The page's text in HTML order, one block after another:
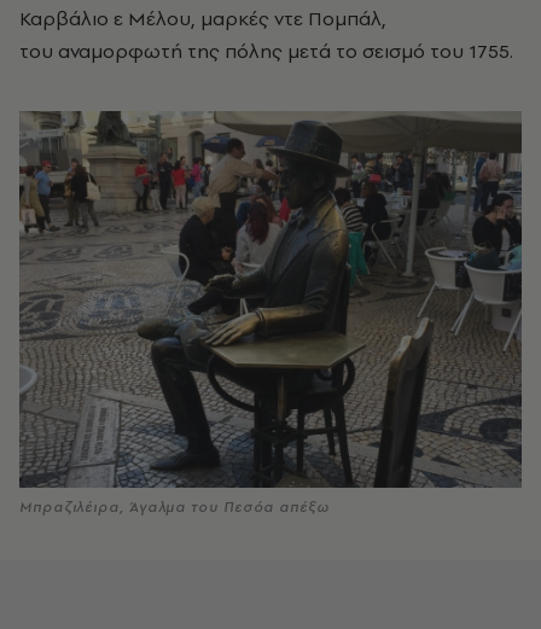
Καρβάλιο ε Μέλου, μαρκές ντε Πομπάλ,
του αναμορφωτή της πόλης μετά το σεισμό του 1755.
Μπραζιλέιρα, Άγαλμα του Πεσόα απέξω